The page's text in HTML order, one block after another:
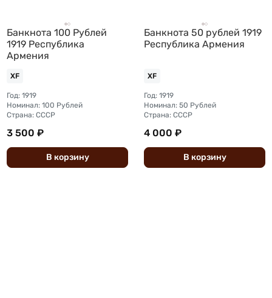
Банкнота 100 Рублей
1919 Республика
Армения
XF
Год: 1919
Номинал: 100 Рублей
Страна: СССР
3 500 ₽
В корзину
Банкнота 50 рублей 1919
Республика Армения
XF
Год: 1919
Номинал: 50 Рублей
Страна: СССР
4 000 ₽
В корзину